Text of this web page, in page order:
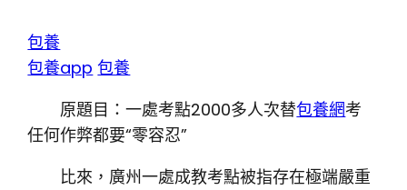
包養
包養app 包養
原題目：一處考點2000多人次替包養網考
任何作弊都要“零容忍”
比來，廣州一處成教考點被指存在極端嚴重